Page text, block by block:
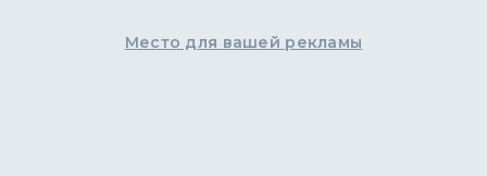
Место для вашей рекламы